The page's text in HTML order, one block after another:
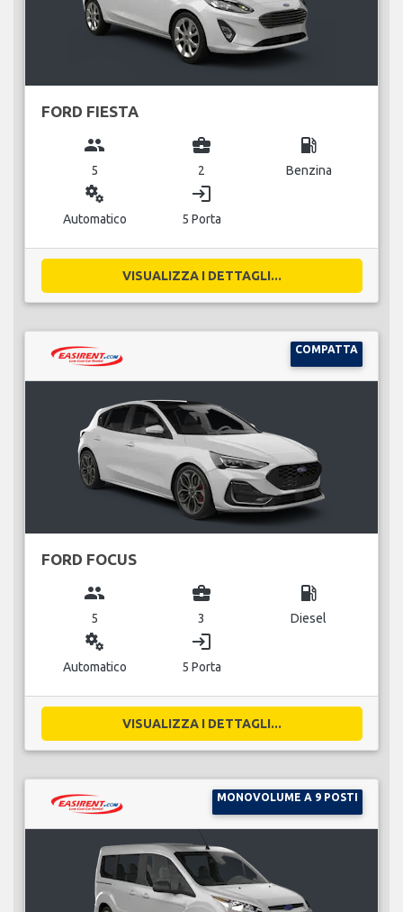
FORD FIESTA
group
5
business_center
2
local_gas_station
Benzina
miscellaneous_services
Automatico
login
5 Porta
VISUALIZZA I DETTAGLI...
COMPATTA
FORD FOCUS
group
5
business_center
3
local_gas_station
Diesel
miscellaneous_services
Automatico
login
5 Porta
VISUALIZZA I DETTAGLI...
MONOVOLUME A 9 POSTI